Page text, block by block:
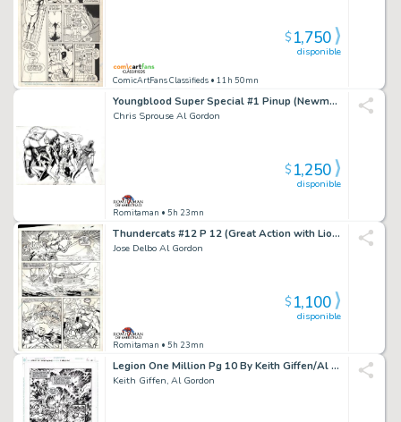
ComicArtFans Classifieds • 11h 50mn
disponible
$1,750
Youngblood Super Special #1 Pinup (Newmen Pinup!) 1997
Chris Sprouse Al Gordon
Romitaman • 5h 23mn
disponible
$1,250
Thundercats #12 P 12 (Great Action with Lion-O Throughout As the Team Battles in Last Panel) 1987
Jose Delbo Al Gordon
Romitaman • 5h 23mn
disponible
$1,100
Legion One Million Pg 10 By Keith Giffen/Al Gordon
Keith Giffen, Al Gordon